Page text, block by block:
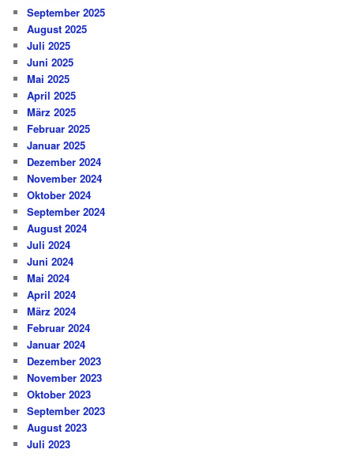
September 2025
August 2025
Juli 2025
Juni 2025
Mai 2025
April 2025
März 2025
Februar 2025
Januar 2025
Dezember 2024
November 2024
Oktober 2024
September 2024
August 2024
Juli 2024
Juni 2024
Mai 2024
April 2024
März 2024
Februar 2024
Januar 2024
Dezember 2023
November 2023
Oktober 2023
September 2023
August 2023
Juli 2023